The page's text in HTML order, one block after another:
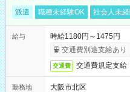
派遣 職種未経験OK 社会人未
給与
時給1180円～1475円
交通費別途支給あり
交通費 交通費規定支給
勤務地
大阪市北区